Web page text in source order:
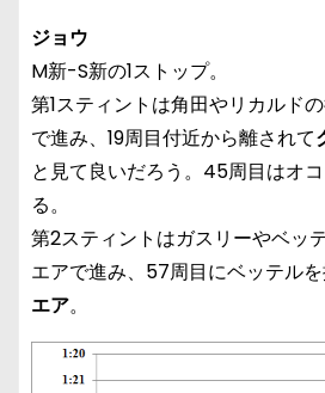
ジョウ
M新-S新の1ストップ。
第1スティントは角田やリカルド
で進み、19周目付近から離されて
と見て良いだろう。45周目はオ
る。
第2スティントはガスリーやベッ
エアで進み、57周目にベッテル
エア。